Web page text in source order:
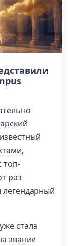
топ-
раз
стала
звание